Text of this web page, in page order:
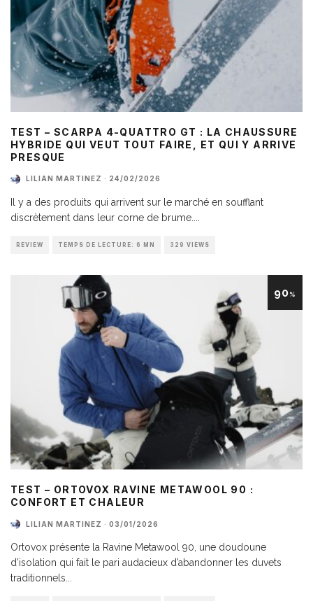
TEST – SCARPA 4-QUATTRO GT : LA CHAUSSURE
HYBRIDE QUI VEUT TOUT FAIRE, ET QUI Y ARRIVE
PRESQUE
LILIAN MARTINEZ · 24/02/2026
Il y a des produits qui arrivent sur le marché en soufflant
discrètement dans leur corne de brume.
REVIEW TEMPS DE LECTURE: 6 MN 329 VIEWS
90%
TEST – ORTOVOX RAVINE METAWOOL 90 :
CONFORT ET CHALEUR
LILIAN MARTINEZ · 03/01/2026
Ortovox présente la Ravine Metawool 90, une doudoune
d’isolation qui fait le pari audacieux d’abandonner les duvets
traditionnels...